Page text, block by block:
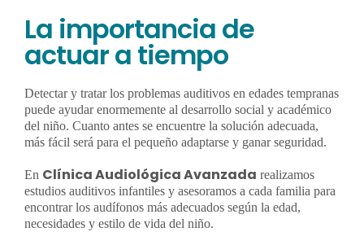
La importancia de
actuar a tiempo
Detectar y tratar los problemas auditivos en edades tempranas
puede ayudar enormemente al desarrollo social y académico
del niño. Cuanto antes se encuentre la solución adecuada,
más fácil será para el pequeño adaptarse y ganar seguridad.
En Clínica Audiológica Avanzada realizamos
estudios auditivos infantiles y asesoramos a cada familia para
encontrar los audífonos más adecuados según la edad,
necesidades y estilo de vida del niño.